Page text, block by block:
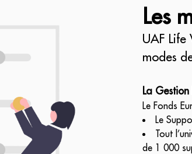
Les
UAF Life
modes
La Gestion
Le Fonds
Le
Tout
de 1 000